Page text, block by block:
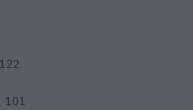
101